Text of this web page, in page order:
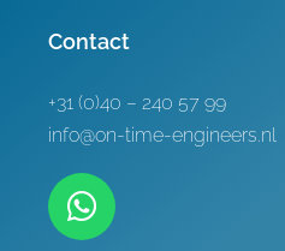
Contact
+31 (0)40 – 240 57 99
info@on-time-engineers.nl